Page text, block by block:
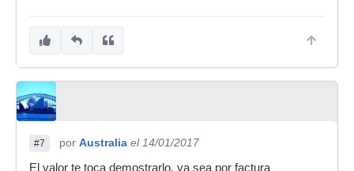
#7 por Australia el 14/01/2017
El valor te toca demostrarlo, ya sea por factura